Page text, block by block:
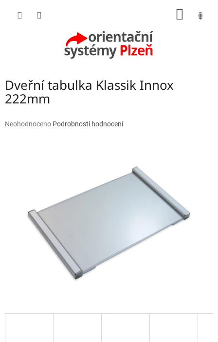
Dveřní tabulka Klassik Innox
222mm
Průměrné
Neohodnoceno Podrobnosti hodnocení